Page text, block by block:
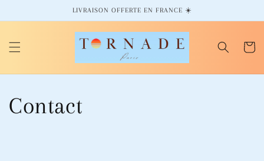
au
LIVRAISON OFFERTE EN FRANCE ☀️
Panier
Contact